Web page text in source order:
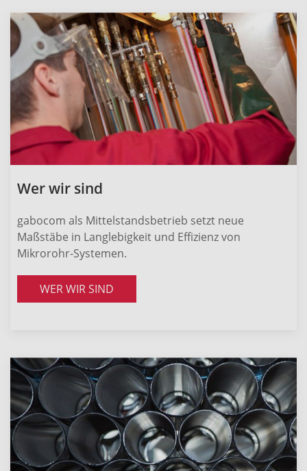
Wer wir sind
gabocom als Mittelstandsbetrieb setzt neue
Maßstäbe in Langlebigkeit und Effizienz von
Mikrorohr-Systemen.
WER WIR SIND